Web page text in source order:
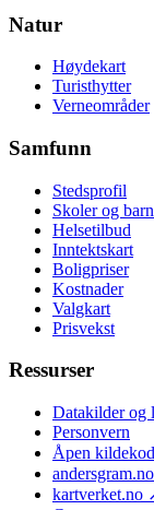
Natur
Høydekart
Turisthytter
Verneområder
Samfunn
Stedsprofil
Skoler og
Helsetilbud
Inntektskart
Boligpriser
Kostnader
Valgkart
Prisvekst
Ressurser
Datakilder og
Personvern
Åpen
andersgram.no
kartverket.no